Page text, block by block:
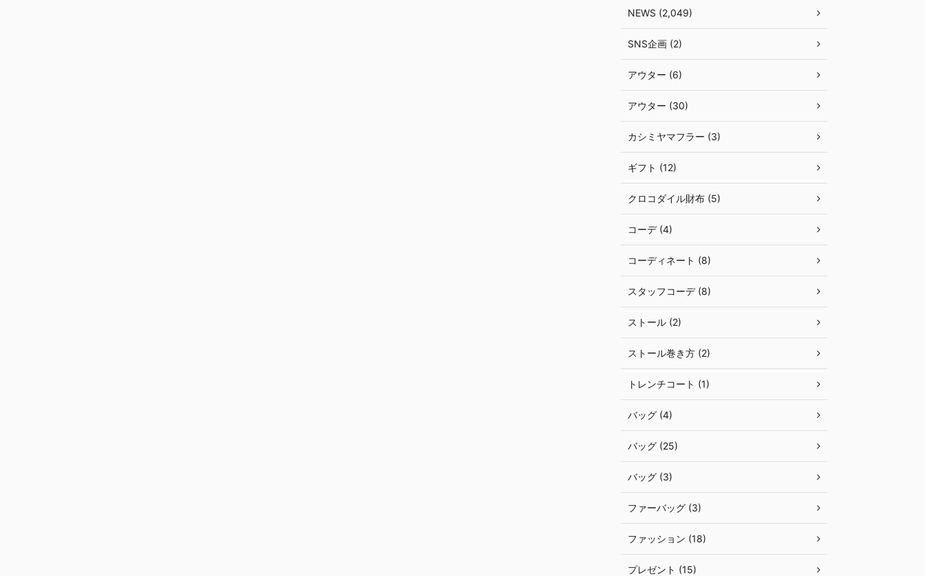
NEWS (2,049)
SNS企画 (2)
アウター (6)
アウター (30)
カシミヤマフラー (3)
ギフト (12)
クロコダイル財布 (5)
コーデ (4)
コーディネート (8)
スタッフコーデ (8)
ストール (2)
ストール巻き方 (2)
トレンチコート (1)
バッグ (4)
バッグ (25)
バッグ (3)
ファーバッグ (3)
ファッション (18)
プレゼント (15)